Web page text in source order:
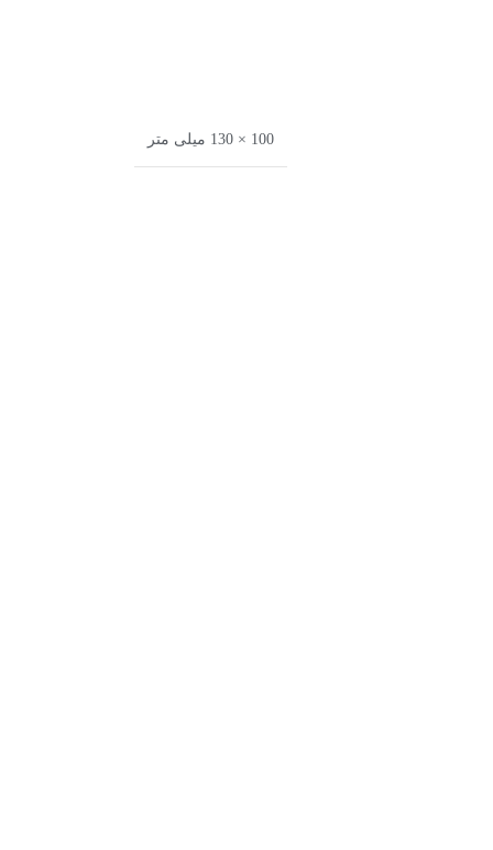
100 × 130 میلی متر